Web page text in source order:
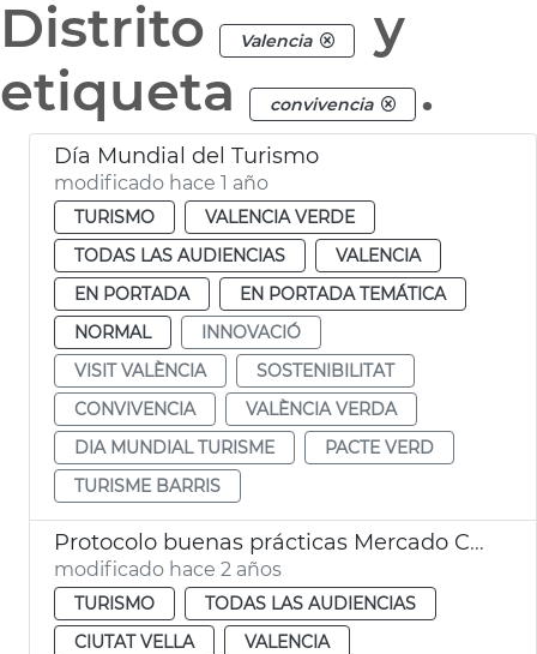
Distrito
Valencia
y
etiqueta
convivencia .
Día Mundial del Turismo
modificado hace 1 año
TURISMO
VALENCIA VERDE
TODAS LAS AUDIENCIAS
VALENCIA
EN PORTADA
EN PORTADA TEMÁTICA
NORMAL
INNOVACIÓ
VISIT VALÈNCIA
SOSTENIBILITAT
CONVIVENCIA
VALÈNCIA VERDA
DIA MUNDIAL TURISME
PACTE VERD
TURISME BARRIS
Protocolo buenas prácticas Mercado Central turistas
modificado hace 2 años
TURISMO
TODAS LAS AUDIENCIAS
CIUTAT VELLA
VALENCIA